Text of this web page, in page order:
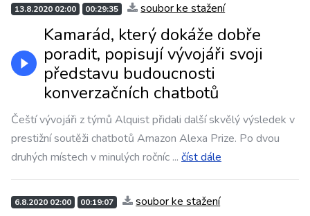
13.8.2020 02:00 00:29:35 soubor ke stažení
Kamarád, který dokáže dobře
poradit, popisují vývojáři svoji
představu budoucnosti
konverzačních chatbotů
Čeští vývojáři z týmů Alquist přidali další skvělý výsledek v
prestižní soutěži chatbotů Amazon Alexa Prize. Po dvou
druhých místech v minulých ročníc ... číst dále
6.8.2020 02:00 00:19:07 soubor ke stažení